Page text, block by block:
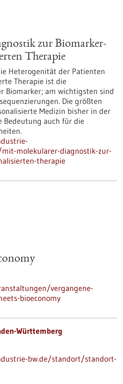
zur Biomarker-
Therapie
Heterogenität der Patienten
Therapie ist die
Biomarker; am wichtigsten sind
Die größten
Medizin bisher in der
Bedeutung auch für die
molekularer-diagnostik-zur-
therapie
vergangene-
bioeconomy
Württemberg
bw.de/standort/standort-